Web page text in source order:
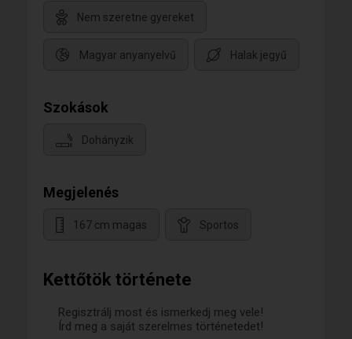
Kettőtök története
Regisztrálj most és ismerkedj meg vele!
Írd meg a saját szerelmes történetedet!
Nem szeretne gyereket
Magyar anyanyelvű Halak jegyű
Szokások
Dohányzik
Megjelenés
167 cm magas Sportos